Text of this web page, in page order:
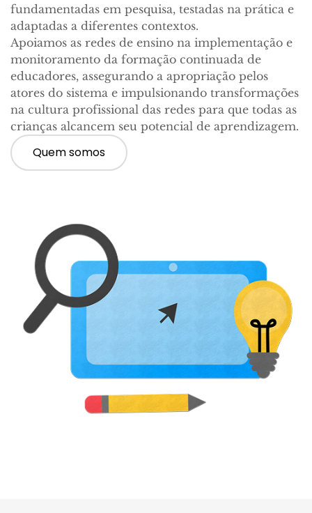
fundamentadas em pesquisa, testadas na prática e
adaptadas a diferentes contextos.
Apoiamos as redes de ensino na implementação e
monitoramento da formação continuada de
educadores, assegurando a apropriação pelos
atores do sistema e impulsionando transformações
na cultura profissional das redes para que todas as
crianças alcancem seu potencial de aprendizagem.
Quem somos